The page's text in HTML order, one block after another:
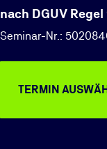
nach DGUV
Seminar-Nr.:
TERMIN